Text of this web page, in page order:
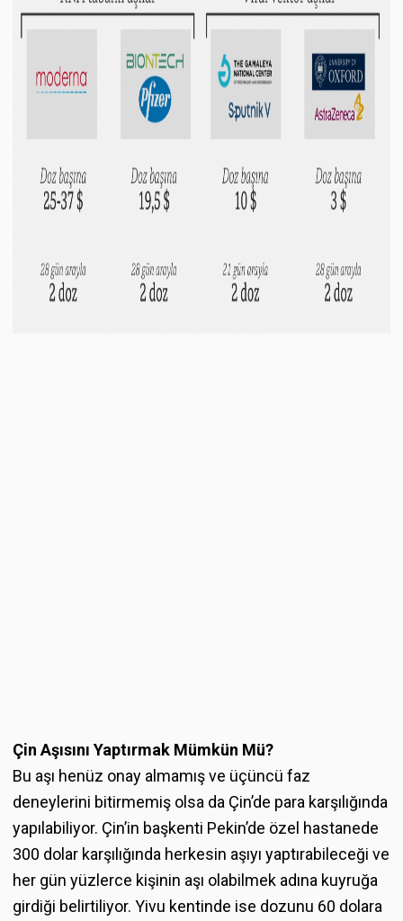
Çin Aşısını Yaptırmak Mümkün Mü?
Bu aşı henüz onay almamış ve üçüncü faz
deneylerini bitirmemiş olsa da Çin’de para karşılığında
yapılabiliyor. Çin’in başkenti Pekin’de özel hastanede
300 dolar karşılığında herkesin aşıyı yaptırabileceği ve
her gün yüzlerce kişinin aşı olabilmek adına kuyruğa
girdiği belirtiliyor. Yivu kentinde ise dozunu 60 dolara